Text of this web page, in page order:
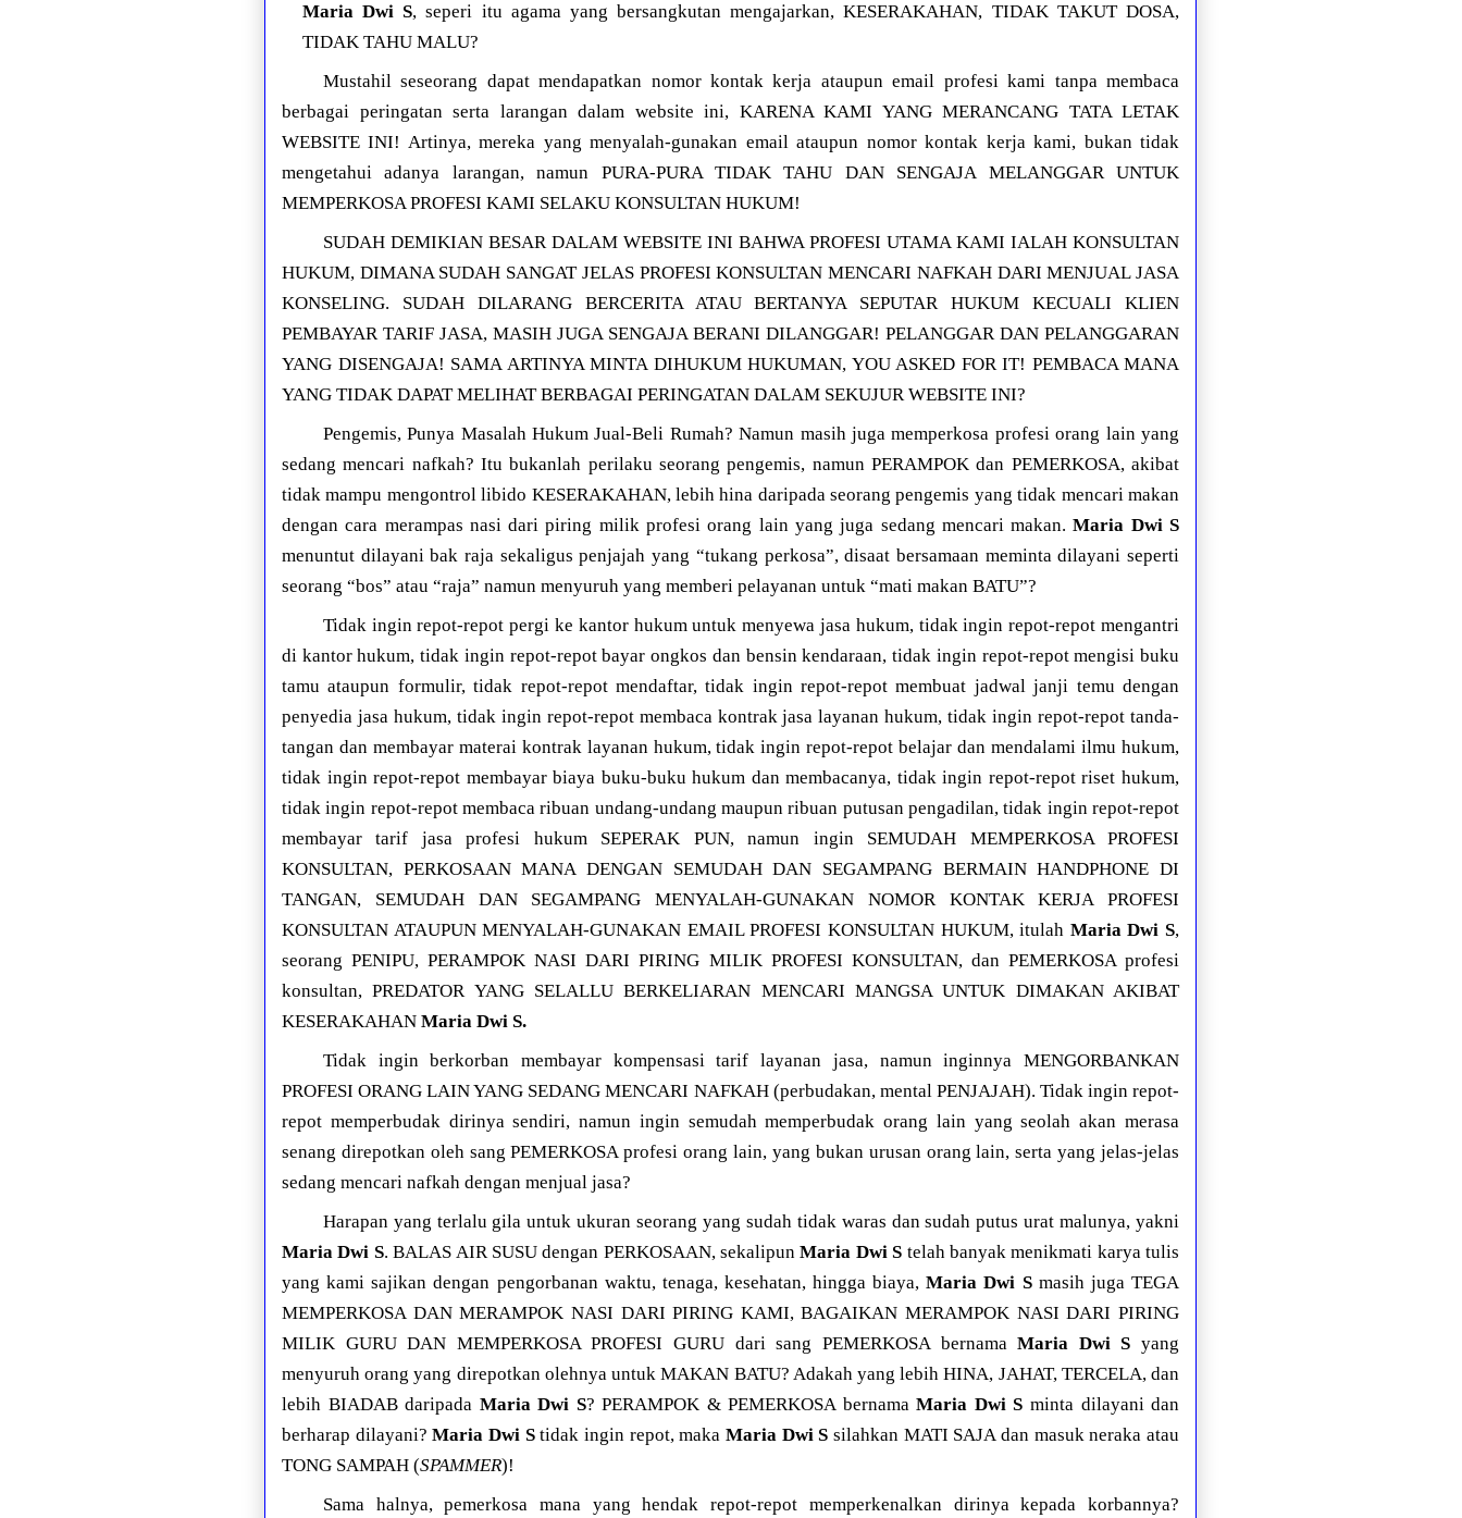
Maria Dwi S, seperi itu agama yang bersangkutan mengajarkan, KESERAKAHAN, TIDAK TAKUT DOSA,
TIDAK TAHU MALU?
Mustahil seseorang dapat mendapatkan nomor kontak kerja ataupun email profesi kami tanpa membaca
berbagai peringatan serta larangan dalam website ini, KARENA KAMI YANG MERANCANG TATA LETAK
WEBSITE INI! Artinya, mereka yang menyalah-gunakan email ataupun nomor kontak kerja kami, bukan tidak
mengetahui adanya larangan, namun PURA-PURA TIDAK TAHU DAN SENGAJA MELANGGAR UNTUK
MEMPERKOSA PROFESI KAMI SELAKU KONSULTAN HUKUM!
SUDAH DEMIKIAN BESAR DALAM WEBSITE INI BAHWA PROFESI UTAMA KAMI IALAH KONSULTAN
HUKUM, DIMANA SUDAH SANGAT JELAS PROFESI KONSULTAN MENCARI NAFKAH DARI MENJUAL JASA
KONSELING. SUDAH DILARANG BERCERITA ATAU BERTANYA SEPUTAR HUKUM KECUALI KLIEN
PEMBAYAR TARIF JASA, MASIH JUGA SENGAJA BERANI DILANGGAR! PELANGGAR DAN PELANGGARAN
YANG DISENGAJA! SAMA ARTINYA MINTA DIHUKUM HUKUMAN, YOU ASKED FOR IT! PEMBACA MANA
YANG TIDAK DAPAT MELIHAT BERBAGAI PERINGATAN DALAM SEKUJUR WEBSITE INI?
Pengemis, Punya Masalah Hukum Jual-Beli Rumah? Namun masih juga memperkosa profesi orang lain yang
sedang mencari nafkah? Itu bukanlah perilaku seorang pengemis, namun PERAMPOK dan PEMERKOSA, akibat
tidak mampu mengontrol libido KESERAKAHAN, lebih hina daripada seorang pengemis yang tidak mencari makan
dengan cara merampas nasi dari piring milik profesi orang lain yang juga sedang mencari makan.Maria Dwi S
menuntut dilayani bak raja sekaligus penjajah yang “tukang perkosa”, disaat bersamaan meminta dilayani seperti
seorang “bos” atau “raja” namun menyuruh yang memberi pelayanan untuk “mati makan BATU”?
Tidak ingin repot-repot pergi ke kantor hukum untuk menyewa jasa hukum, tidak ingin repot-repot mengantri
di kantor hukum, tidak ingin repot-repot bayar ongkos dan bensin kendaraan, tidak ingin repot-repot mengisi buku
tamu ataupun formulir, tidak repot-repot mendaftar, tidak ingin repot-repot membuat jadwal janji temu dengan
penyedia jasa hukum, tidak ingin repot-repot membaca kontrak jasa layanan hukum, tidak ingin repot-repot tanda-
tangan dan membayar materai kontrak layanan hukum, tidak ingin repot-repot belajar dan mendalami ilmu hukum,
tidak ingin repot-repot membayar biaya buku-buku hukum dan membacanya, tidak ingin repot-repot riset hukum,
tidak ingin repot-repot membaca ribuan undang-undang maupun ribuan putusan pengadilan, tidak ingin repot-repot
membayar tarif jasa profesi hukum SEPERAK PUN, namun ingin SEMUDAH MEMPERKOSA PROFESI
KONSULTAN, PERKOSAAN MANA DENGAN SEMUDAH DAN SEGAMPANG BERMAIN HANDPHONE DI
TANGAN, SEMUDAH DAN SEGAMPANG MENYALAH-GUNAKAN NOMOR KONTAK KERJA PROFESI
KONSULTAN ATAUPUN MENYALAH-GUNAKAN EMAIL PROFESI KONSULTAN HUKUM, itulah Maria Dwi S,
seorang PENIPU, PERAMPOK NASI DARI PIRING MILIK PROFESI KONSULTAN, dan PEMERKOSA profesi
konsultan, PREDATOR YANG SELALLU BERKELIARAN MENCARI MANGSA UNTUK DIMAKAN AKIBAT
KESERAKAHAN Maria Dwi S.
Tidak ingin berkorban membayar kompensasi tarif layanan jasa, namun inginnya MENGORBANKAN
PROFESI ORANG LAIN YANG SEDANG MENCARI NAFKAH (perbudakan, mental PENJAJAH). Tidak ingin repot-
repot memperbudak dirinya sendiri, namun ingin semudah memperbudak orang lain yang seolah akan merasa
senang direpotkan oleh sang PEMERKOSA profesi orang lain, yang bukan urusan orang lain, serta yang jelas-jelas
sedang mencari nafkah dengan menjual jasa?
Harapan yang terlalu gila untuk ukuran seorang yang sudah tidak waras dan sudah putus urat malunya, yakni
Maria Dwi S. BALAS AIR SUSU dengan PERKOSAAN, sekalipunMaria Dwi S telah banyak menikmati karya tulis
yang kami sajikan dengan pengorbanan waktu, tenaga, kesehatan, hingga biaya,Maria Dwi Smasih juga TEGA
MEMPERKOSA DAN MERAMPOK NASI DARI PIRING KAMI, BAGAIKAN MERAMPOK NASI DARI PIRING
MILIK GURU DAN MEMPERKOSA PROFESI GURU dari sang PEMERKOSA bernamaMaria Dwi S yang
menyuruh orang yang direpotkan olehnya untuk MAKAN BATU? Adakah yang lebih HINA, JAHAT, TERCELA, dan
lebih BIADAB daripada Maria Dwi S? PERAMPOK & PEMERKOSA bernamaMaria Dwi S minta dilayani dan
berharap dilayani?Maria Dwi Stidak ingin repot, makaMaria Dwi S silahkan MATI SAJA dan masuk neraka atau
TONG SAMPAH (SPAMMER)!
Sama halnya, pemerkosa mana yang hendak repot-repot memperkenalkan dirinya kepada korbannya?